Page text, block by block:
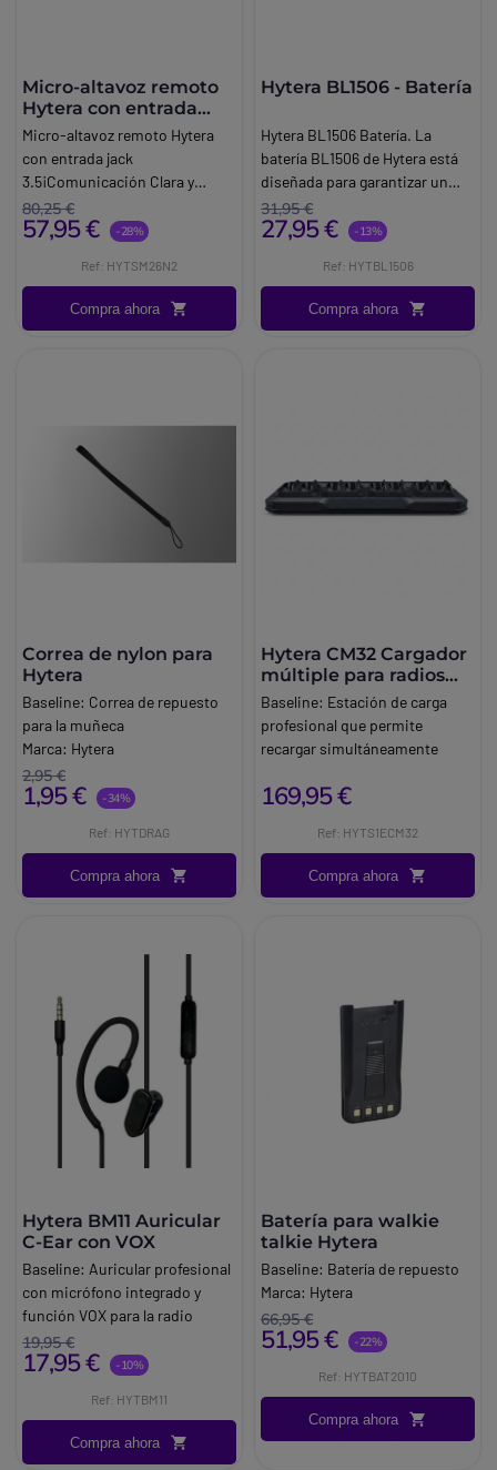
Micro-altavoz remoto
Hytera con entrada
jack 2.5
Micro-altavoz remoto Hytera
con entrada jack
3.5¡Comunicación Clara y
Precisa! El micro-altavoz
remoto Hytera con entrada jack
calidad de sonido excepcional.
Con su diseño robusto y
resistente al polvo y
80,25 €
57,95 € -28%
Ref: HYTSM26N2
Compra ahora
Hytera BL1506 - Batería
Hytera BL1506 Batería. La
batería BL1506 de Hytera está
diseñada para garantizar un
rendimiento óptimo de tus
dispositivos de comunicación.
profesionales que requieren
fiabilidad y durabilidad.
31,95 €
27,95 € -13%
Ref: HYTBL1506
Compra ahora
Correa de nylon para
Hytera
Baseline: Correa de repuesto
para la muñeca
Marca: Hytera
2,95 €
1,95 € -34%
Ref: HYTDRAG
Compra ahora
Hytera CM32 Cargador
múltiple para radios
S1e
Baseline: Estación de carga
profesional que permite
recargar simultáneamente
optimizar la disponibilidad de
Hytera
169,95 €
Ref: HYTS1ECM32
Compra ahora
Hytera BM11 Auricular
C-Ear con VOX
Baseline: Auricular profesional
con micrófono integrado y
función VOX para la radio
Hytera S1 Mini, ideal para
comunicaciones discretas y
de trabajo dinámicos.
19,95 €
17,95 € -10%
Ref: HYTBM11
Compra ahora
Batería para walkie
talkie Hytera
Baseline: Batería de repuesto
Marca: Hytera
66,95 €
51,95 € -22%
Ref: HYTBAT2010
Compra ahora